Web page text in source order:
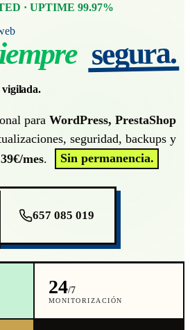
· UPTIME 99.97%
segura.
vigilada.
para WordPress, PrestaShop
seguridad, backups y
39€/mes. Sin permanencia.
657 085 019
24/7
MONITORIZACIÓN